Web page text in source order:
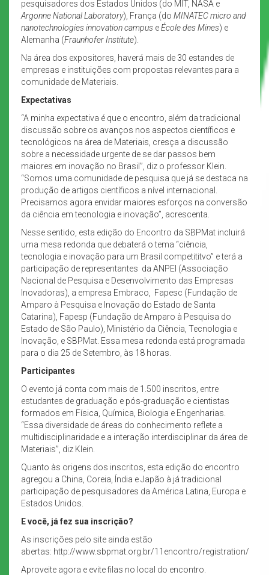
pesquisadores dos Estados Unidos (do MIT, NASA e
Argonne National Laboratory), França (do MINATEC micro and
nanotechnologies innovation campus eÉcole des Mines) e
Alemanha (Fraunhofer Institute).
Na área dos expositores, haverá mais de 30 estandes de
empresas e instituições com propostas relevantes para a
comunidade de Materiais.
Expectativas
“A minha expectativa é que o encontro, além da tradicional
discussão sobre os avanços nos aspectos científicos e
tecnológicos na área de Materiais, cresça a discussão
sobre a necessidade urgente de se dar passos bem
maiores em inovação no Brasil”, diz o professor Klein.
“Somos uma comunidade de pesquisa que já se destaca na
produção de artigos científicos a nível internacional.
Precisamos agora envidar maiores esforços na conversão
da ciência em tecnologia e inovação”, acrescenta.
Nesse sentido, esta edição do Encontro da SBPMat incluirá
uma mesa redonda que debaterá o tema “ciência,
tecnologia e inovação para um Brasil competititvo” e terá a
participação de representantes da ANPEI (Associação
Nacional de Pesquisa e Desenvolvimento das Empresas
Inovadoras), a empresa Embraco, Fapesc (Fundação de
Amparo à Pesquisa e Inovação do Estado de Santa
Catarina), Fapesp (Fundação de Amparo à Pesquisa do
Estado de São Paulo), Ministério da Ciência, Tecnologia e
Inovação, e SBPMat. Essa mesa redonda está programada
para o dia 25 de Setembro, às 18 horas.
Participantes
O evento já conta com mais de 1.500 inscritos, entre
estudantes de graduação e pós-graduação e cientistas
formados em Física, Química, Biologia e Engenharias.
“Essa diversidade de áreas do conhecimento reflete a
multidisciplinaridade e a interação interdisciplinar da área de
Materiais”, diz Klein.
Quanto às origens dos inscritos, esta edição do encontro
agregou a China, Coreia, Índia e Japão à já tradicional
participação de pesquisadores da América Latina, Europa e
Estados Unidos.
E você, já fez sua inscrição?
As inscrições pelo site ainda estão
abertas: http://www.sbpmat.org.br/11encontro/registration/
Aproveite agora e evite filas no local do encontro.